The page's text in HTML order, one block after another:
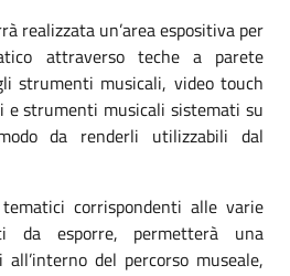
realizzata un’area espositiva per
attraverso teche a parete
strumenti musicali, video touch
e strumenti musicali sistemati su
da renderli utilizzabili dal
corrispondenti alle varie
da esporre, permetterà una
del percorso museale,